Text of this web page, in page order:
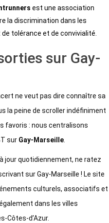
est une association
la discrimination dans les
tolérance et de convivialité.
sur Gay-
ne veut pas dire connaître sa
la peine de scroller indéfiniment
favoris : nous centralisons
sur Gay-Marseille
jour quotidiennement, ne ratez
sur Gay-Marseille ! Le site
culturels, associatifs et
dans les villes
Côtes-d’Azur.